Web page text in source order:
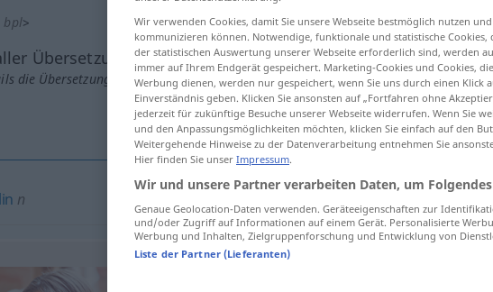
bpl>
Übersetzungen
die Übersetzung anklicken/antippen)
n
Wir verwenden Cookies, damit Sie unsere Webseite bestmöglich nutzen
kommunizieren können. Notwendige, funktionale und statistische
der statistischen Auswertung unserer Webseite erforderlich sind, werden
immer auf Ihrem Endgerät gespeichert. Marketing-Cookies und Cookies,
Werbung dienen, werden nur gespeichert, wenn Sie uns durch einen Klick
Einverständnis geben. Klicken Sie ansonsten auf „Fortfahren ohne
jederzeit für zukünftige Besuche unserer Webseite widerrufen. Wenn Sie
und den Anpassungsmöglichkeiten möchten, klicken Sie einfach auf den
Weitergehende Hinweise zu der Datenverarbeitung entnehmen Sie
Hier finden Sie unser Impressum.
Wir und unsere Partner verarbeiten Daten, um
Genaue Geolocation-Daten verwenden. Geräteeigenschaften zur
und/oder Zugriff auf Informationen auf einem Gerät. Personalisierte
Werbung und Inhalten, Zielgruppenforschung und Entwicklung von
Liste der Partner (Lieferanten)